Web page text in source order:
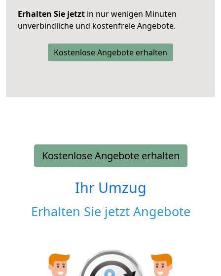
Erhalten Sie jetzt in nur wenigen Minuten
unverbindliche und kostenfreie Angebote.
Kostenlose Angebote erhalten
Kostenlose Angebote erhalten
Ihr Umzug
Erhalten Sie jetzt Angebote